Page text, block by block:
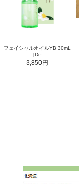
フェイシャルオイルYB 30mL
[De
3,850円